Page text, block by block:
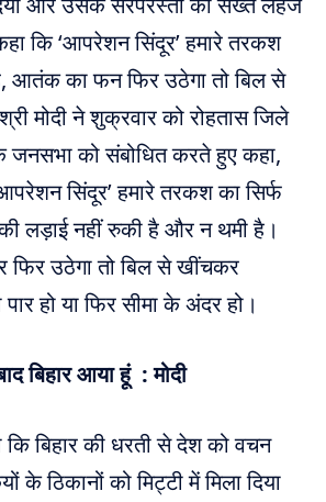
कि ‘आपरेशन सिंदूर’ हमारे तरकश
आतंक का फन फिर उठेगा तो बिल से
मोदी ने शुक्रवार को रोहतास जिले
को संबोधित करते हुए कहा,
सिंदूर’ हमारे तरकश का सिर्फ
लड़ाई नहीं रुकी है और न थमी है।
उठेगा तो बिल से खींचकर
हो या फिर सीमा के अंदर हो।
बिहार आया हूं : मोदी
कि बिहार की धरती से देश को वचन
के ठिकानों को मिट्टी में मिला दिया